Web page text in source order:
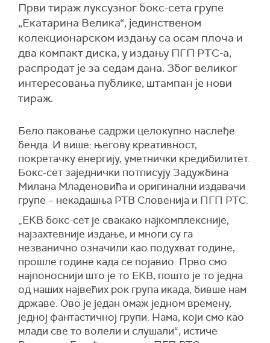
Први тираж луксузног бокс-сета групе
„Екатарина Велика“, јединственом
колекционарском издању са осам плоча и
два компакт диска, у издању ПГП РТС-а,
распродат је за седам дана. Због великог
интересовања публике, штампан је нови
тираж.
Бело паковање садржи целокупно наслеђе
бенда. И више: његову креативност,
покретачку енергију, уметнички кредибилитет.
Бокс-сет заједнички потписују Задужбина
Милана Младеновића и оригинални издавачи
групе – некадашња РТВ Словенија и ПГП РТС.
„ЕКВ бокс-сет је свакако најкомплексније,
најзахтевније издање, и многи су га
незванично означили као подухват године,
прошле године када се појавио. Прво смо
најпоноснији што је то ЕКВ, пошто је то једна
од наших највећих рок група икада, бивше нам
државе. Ово је један омаж једном времену,
једној фантастичној групи. Нама, који смо као
млади све то волели и слушали“, истиче